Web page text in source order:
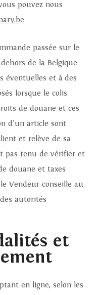
pouvez nous
passée sur le
de la Belgique
éventuelles et à des
lorsque le colis
de douane et ces
d’un article sont
et relève de sa
pas tenu de vérifier et
douane et taxes
Vendeur conseille au
autorités
et
en ligne, selon les